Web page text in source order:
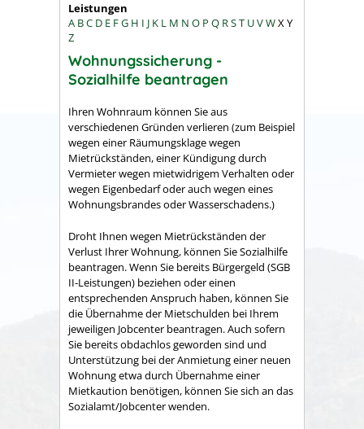
Leistungen
A BC D E FG H I J K L M N O P Q RST UVWXY
Z
Wohnungssicherung -
Sozialhilfe beantragen
Ihren Wohnraum können Sie aus
verschiedenen Gründen verlieren (zum Beispiel
wegen einer Räumungsklage wegen
Mietrückständen, einer Kündigung durch
Vermieter wegen mietwidrigem Verhalten oder
wegen Eigenbedarf oder auch wegen eines
Wohnungsbrandes oder Wasserschadens.)
Droht Ihnen wegen Mietrückständen der
Verlust Ihrer Wohnung, können Sie Sozialhilfe
beantragen.Wenn Sie bereits Bürgergeld (SGB
II-Leistungen) beziehen oder einen
entsprechenden Anspruch haben, können Sie
die Übernahme der Mietschulden bei Ihrem
jeweiligen Jobcenter beantragen.Auch sofern
Sie bereits obdachlos geworden sind und
Unterstützung bei der Anmietung einer neuen
Wohnung etwa durch Übernahme einer
Mietkaution benötigen, können Sie sich an das
Sozialamt/Jobcenter wenden.